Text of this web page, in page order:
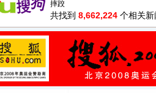
共找到 8,662,224 个相关新